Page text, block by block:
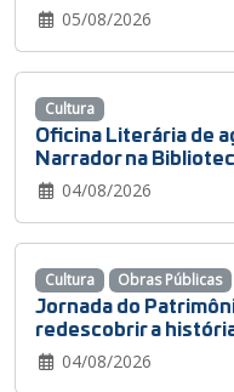
05/08/2026
Oficina Literária de
Narrador na
04/08/2026
Cultura
Jornada do
redescobrir a
04/08/2026
Cultura Obras Públicas